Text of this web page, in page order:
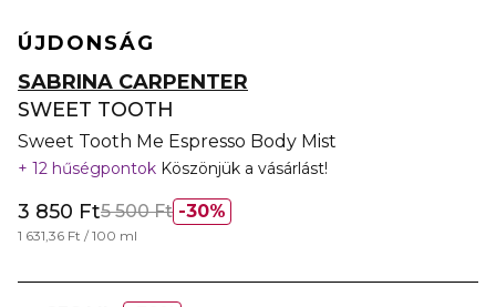
ÚJDONSÁG
SABRINA CARPENTER
SWEET TOOTH
Sweet Tooth Me Espresso Body Mist
12 hűségpontok Köszönjük a vásárlást!
30%
3 850 Ft5 500 Ft
1 631,36 Ft / 100 ml